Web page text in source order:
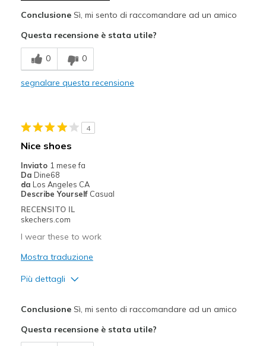
Durable
Stylish
Migliori Utilizzi:
Casual Wear
Travel
Width
Sizing
View On Shoes
ConclusioneSì, mi sento di raccomandare ad un amico
Questa recensione è stata utile?
0 0
segnalare questa recensione
4
Nice shoes
Inviato 1 mese fa
Da Dine68
da Los Angeles CA
Describe Yourself Casual
RECENSITO IL
skechers.com
I wear these to work
Mostra traduzione
Più dettagli
Comfortable
ConclusioneSì, mi sento di raccomandare ad un amico
Questa recensione è stata utile?